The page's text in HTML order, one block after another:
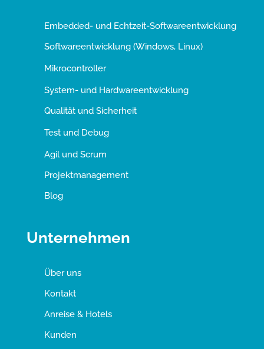
Embedded- und Echtzeit-Softwareentwicklung
Softwareentwicklung (Windows, Linux)
Mikrocontroller
System- und Hardwareentwicklung
Qualität und Sicherheit
Test und Debug
Agil und Scrum
Projektmanagement
Blog
Unternehmen
Über uns
Kontakt
Anreise & Hotels
Kunden